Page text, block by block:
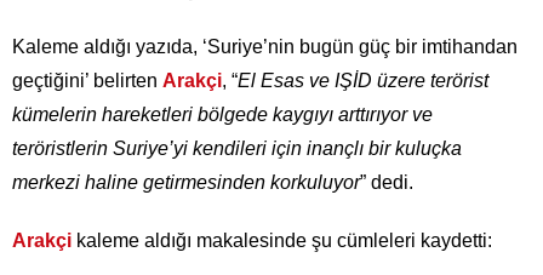
Kaleme aldığı yazıda, ‘Suriye’nin bugün güç bir imtihandan
geçtiğini’ belirten Arakçi, “El Esas ve IŞİD üzere terörist
kümelerin hareketleri bölgede kaygıyı arttırıyor ve
teröristlerin Suriye’yi kendileri için inançlı bir kuluçka
merkezi haline getirmesinden korkuluyor” dedi.
Arakçi kaleme aldığı makalesinde şu cümleleri kaydetti: